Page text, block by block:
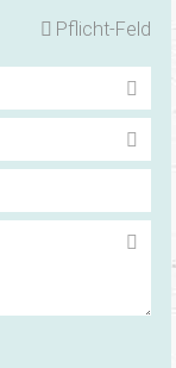
Pflicht-Feld